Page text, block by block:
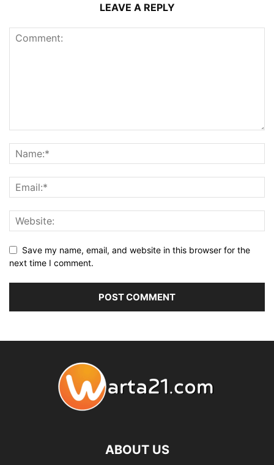
LEAVE A REPLY
Save my name, email, and website in this browser for the
next time I comment.
ABOUT US